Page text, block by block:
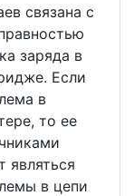
связана с
заряда в
Если
в
то ее
являться
в цепи